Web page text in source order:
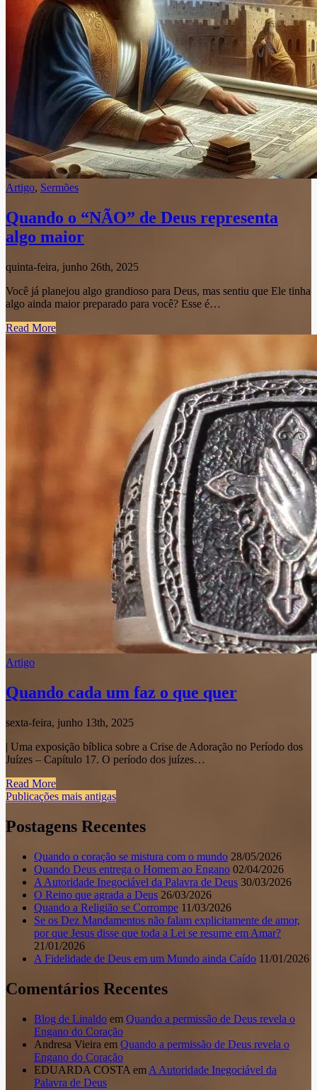
Artigo, Sermões
Quando o “NÃO” de Deus representa
algo maior
quinta-feira, junho 26th, 2025
Você já planejou algo grandioso para Deus, mas sentiu que Ele tinha
algo ainda maior preparado para você? Esse é…
Read More
Artigo
Quando cada um faz o que quer
sexta-feira, junho 13th, 2025
| Uma exposição bíblica sobre a Crise de Adoração no Período dos
Juízes – Capítulo 17. O período dos juízes…
Read More
Navegação
por
posts
Publicações mais antigas
Postagens Recentes
Quando o coração se mistura com o mundo 28/05/2026
Quando Deus entrega o Homem ao Engano 02/04/2026
A Autoridade Inegociável da Palavra de Deus 30/03/2026
O Reino que agrada a Deus 26/03/2026
Quando a Religião se Corrompe 11/03/2026
Se os Dez Mandamentos não falam explicitamente de amor,
por que Jesus disse que toda a Lei se resume em Amar?
21/01/2026
A Fidelidade de Deus em um Mundo ainda Caído 11/01/2026
Comentários Recentes
Blog de Linaldo em Quando a permissão de Deus revela o
Engano do Coração
Andresa Vieira em Quando a permissão de Deus revela o
Engano do Coração
EDUARDA COSTA em A Autoridade Inegociável da
Palavra de Deus